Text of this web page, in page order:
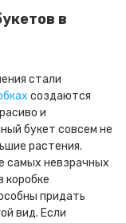
в
стали
создаются
и
букет совсем не
растения.
самых невзрачных
коробке
придать
вид. Если